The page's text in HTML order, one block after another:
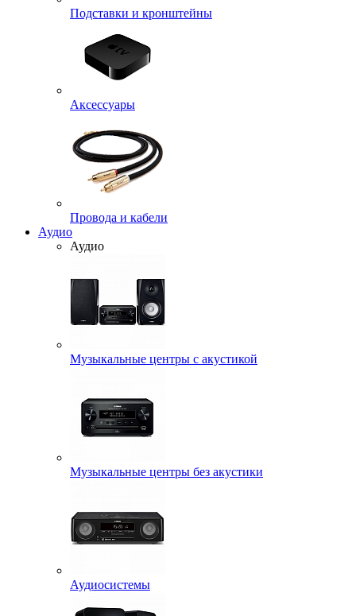
Подставки и кронштейны
Аксессуары
Провода и кабели
Аудио
Аудио
Музыкальные центры с акустикой
Музыкальные центры без акустики
Аудиосистемы